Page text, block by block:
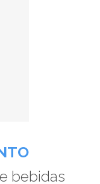
bebidas